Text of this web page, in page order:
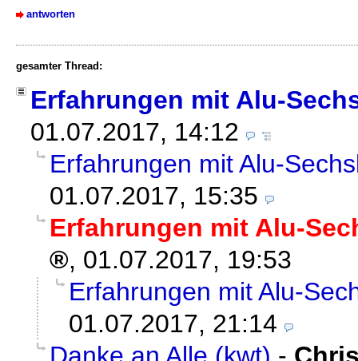
antworten
gesamter Thread:
Erfahrungen mit Alu-
01.07.2017, 14:12
Erfahrungen mit Alu-
01.07.2017, 15:35
Erfahrungen mit Alu-
, 01.07.2017, 19:53
Erfahrungen mit Alu-
01.07.2017, 21:14